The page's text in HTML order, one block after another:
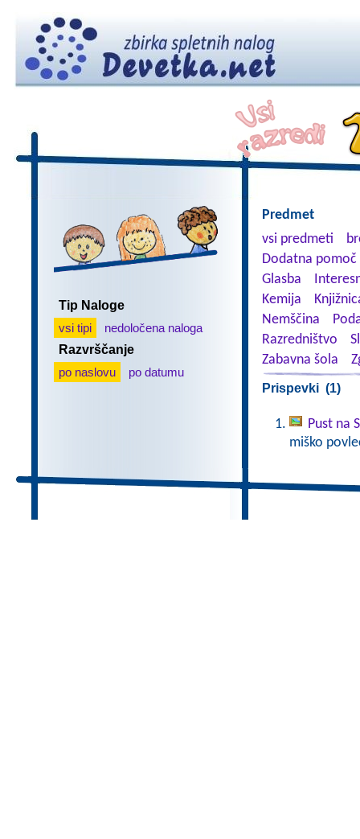
Tip Naloge
vsi tipi
nedoločena naloga
Razvrščanje
po naslovu
po datumu
Predmet
vsi predmeti
Dodatna
Glasba
Kemija
Nemščina
Razredništvo
Zabavna šola
Prispevki (1)
Pust na
miško